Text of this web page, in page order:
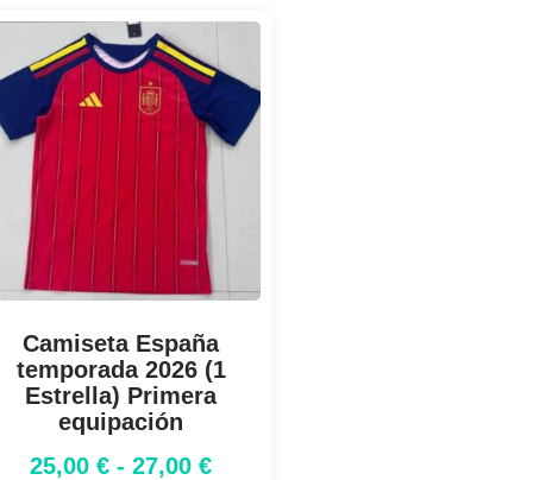
Camiseta España
temporada 2026 (1
Estrella) Primera
equipación
25,00 € - 27,00 €